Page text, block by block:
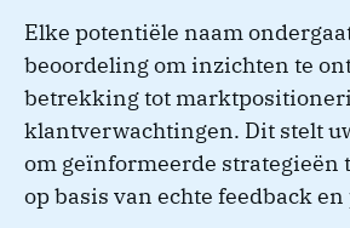
Elke potentiële naam
beoordeling om inzichten te
betrekking tot
klantverwachtingen. Dit stelt
om geïnformeerde strategieën
op basis van echte feedback